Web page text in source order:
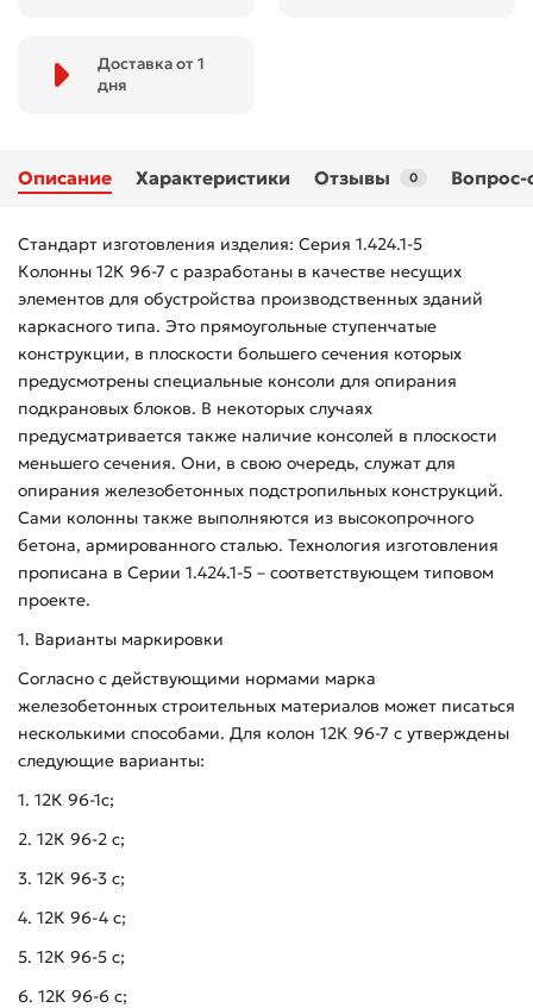
Доставка от 1
дня
Описание Характеристики Отзывы 0 Вопрос-
Стандарт изготовления изделия: Серия 1.424.1-5
Колонны 12К 96-7 с разработаны в качестве несущих
элементов для обустройства производственных зданий
каркасного типа. Это прямоугольные ступенчатые
конструкции, в плоскости большего сечения которых
предусмотрены специальные консоли для опирания
подкрановых блоков. В некоторых случаях
предусматривается также наличие консолей в плоскости
меньшего сечения. Они, в свою очередь, служат для
опирания железобетонных подстропильных конструкций.
Сами колонны также выполняются из высокопрочного
бетона, армированного сталью. Технология изготовления
прописана в Серии 1.424.1-5 – соответствующем типовом
проекте.
1. Варианты маркировки
Согласно с действующими нормами марка
железобетонных строительных материалов может писаться
несколькими способами. Для колон 12К 96-7 с утверждены
следующие варианты:
1. 12К 96-1с;
2. 12К 96-2 с;
3. 12К 96-3 с;
4. 12К 96-4 с;
5. 12К 96-5 с;
6. 12К 96-6 с;